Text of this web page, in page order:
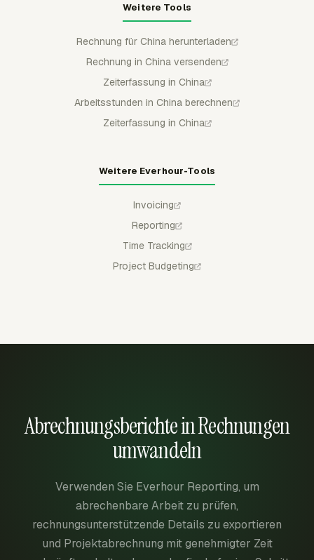
Weitere Tools
Rechnung für China herunterladen
Rechnung in China versenden
Zeiterfassung in China
Arbeitsstunden in China berechnen
Zeiterfassung in China
Weitere Everhour-Tools
Invoicing
Reporting
Time Tracking
Project Budgeting
Abrechnungsberichte in Rechnungen
umwandeln
Verwenden Sie Everhour Reporting, um
abrechenbare Arbeit zu prüfen,
rechnungsunterstützende Details zu exportieren
und Projektabrechnung mit genehmigter Zeit